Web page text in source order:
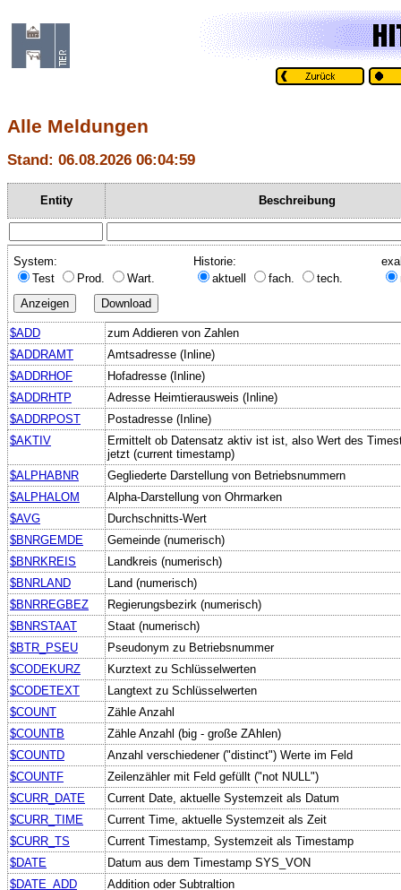
Alle Meldungen
Stand: 06.08.2026 06:04:59
Entity Beschreibung
System:
Test
Prod. Wart.
Historie:
aktuell
fach. tech.
$ADD
zum Addieren von Zahlen
$ADDRAMT
Amtsadresse (Inline)
$ADDRHOF
Hofadresse (Inline)
$ADDRHTP
Adresse Heimtierausweis (Inline)
$ADDRPOST
Postadresse (Inline)
$AKTIV
Ermittelt ob Datensatz aktiv ist ist, also Wert des
jetzt (current timestamp)
$ALPHABNR
Gegliederte Darstellung von Betriebsnummern
$ALPHALOM
Alpha-Darstellung von Ohrmarken
$AVG
Durchschnitts-Wert
$BNRGEMDE
Gemeinde (numerisch)
$BNRKREIS
Landkreis (numerisch)
$BNRLAND
Land (numerisch)
$BNRREGBEZ
Regierungsbezirk (numerisch)
$BNRSTAAT
Staat (numerisch)
$BTR_PSEU
Pseudonym zu Betriebsnummer
$CODEKURZ
Kurztext zu Schlüsselwerten
$CODETEXT
Langtext zu Schlüsselwerten
$COUNT
Zähle Anzahl
$COUNTB
Zähle Anzahl (big - große ZAhlen)
$COUNTD
Anzahl verschiedener ("distinct") Werte im Feld
$COUNTF
Zeilenzähler mit Feld gefüllt ("not NULL")
$CURR_DATE
Current Date, aktuelle Systemzeit als Datum
$CURR_TIME
Current Time, aktuelle Systemzeit als Zeit
$CURR_TS
Current Timestamp, Systemzeit als Timestamp
$DATE
Datum aus dem Timestamp SYS_VON
$DATE_ADD
Addition oder Subtraltion